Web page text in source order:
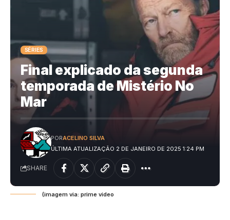
SÉRIES
Final explicado da segunda
temporada de Mistério No
Mar
ÚLTIMA ATUALIZAÇÃO 2 DE JANEIRO DE 2025 1:24 PM
PORACELINO SILVA
SHARE
(imagem via: prime video